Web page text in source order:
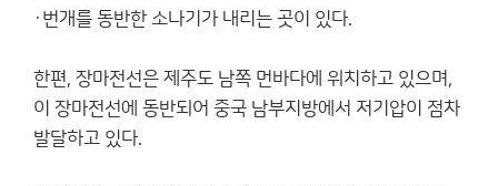
·번개를 동반한 소나기가 내리는 곳이 있다.
한편, 장마전선은 제주도 남쪽 먼바다에 위치하고 있으며,
이 장마전선에 동반되어 중국 남부지방에서 저기압이 점차
발달하고 있다.